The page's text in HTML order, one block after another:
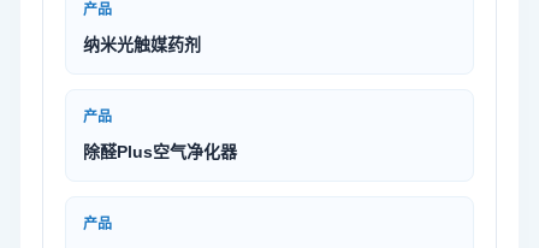
产品
纳米光触媒药剂
产品
除醛Plus空气净化器
产品